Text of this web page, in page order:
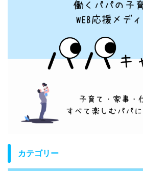
カテゴリー